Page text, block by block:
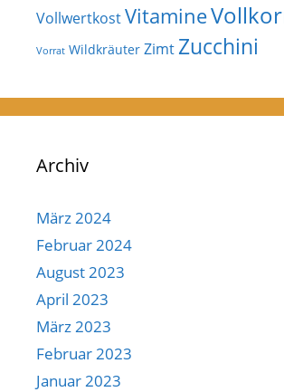
VollwertkostVitamine
Vorrat Wildkräuter Zimt Zucchini
Archiv
März 2024
Februar 2024
August 2023
April 2023
März 2023
Februar 2023
Januar 2023